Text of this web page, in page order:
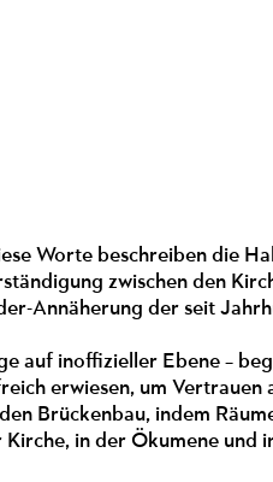
Worte beschreiben die
zwischen den
Annäherung der seit
auf inoffizieller Ebene –
erwiesen, um
Brückenbau, indem
in der Ökumene und